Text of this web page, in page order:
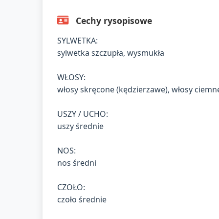
Cechy rysopisowe
SYLWETKA:
sylwetka szczupła, wysmukła
WŁOSY:
włosy skręcone (kędzierzawe), włosy
USZY / UCHO:
uszy średnie
NOS:
nos średni
CZOŁO:
czoło średnie